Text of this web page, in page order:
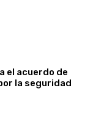
el acuerdo de
la seguridad